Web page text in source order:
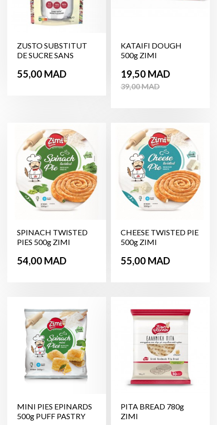
ZUSTO SUBSTITUT
DE SUCRE SANS
Prix
55,00 MAD
KATAIFI DOUGH
500g ZIMI
Prix
19,50 MAD
39,00 MAD
SPINACH TWISTED
PIES 500g ZIMI
Prix
54,00 MAD
CHEESE TWISTED PIE
500g ZIMI
Prix
55,00 MAD
MINI PIES EPINARDS
500g PUFF PASTRY
PITA BREAD 780g
ZIMI